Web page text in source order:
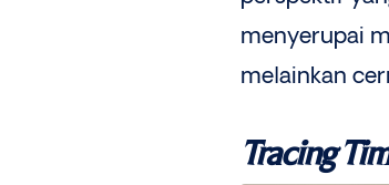
menyerupai
melainkan
Tracing